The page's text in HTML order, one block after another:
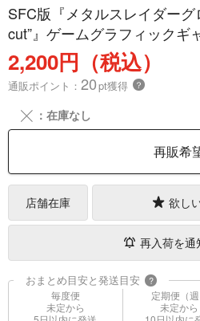
SFC版『メタルスレイダーグ
cut”』ゲームグラフィックギ
2,200円（税込）
通販ポイント： 20pt獲得 ？
╳ ：在庫なし
再販希
店舗在庫 欲し
再入荷を通
おまとめ目安と発送目安 ?
毎度便
未定から
定期便（
未定から